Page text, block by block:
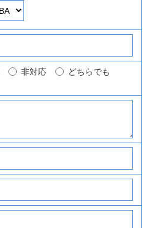
非対応 どちらでも